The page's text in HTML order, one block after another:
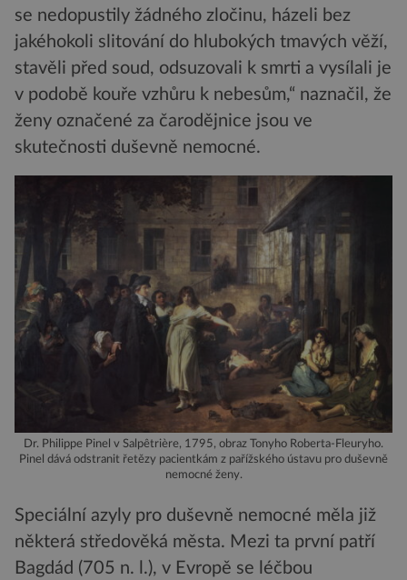
se nedopustily žádného zločinu, házeli bez
jakéhokoli slitování do hlubokých tmavých věží,
stavěli před soud, odsuzovali k smrti a vysílali je
v podobě kouře vzhůru k nebesům,“ naznačil, že
ženy označené za čarodějnice jsou ve
skutečnosti duševně nemocné.
Dr. Philippe Pinel v Salpêtrière, 1795, obraz Tonyho Roberta-Fleuryho.
Pinel dává odstranit řetězy pacientkám z pařížského ústavu pro duševně
nemocné ženy.
Speciální azyly pro duševně nemocné měla již
některá středověká města. Mezi ta první patří
Bagdád (705 n. l.), v Evropě se léčbou